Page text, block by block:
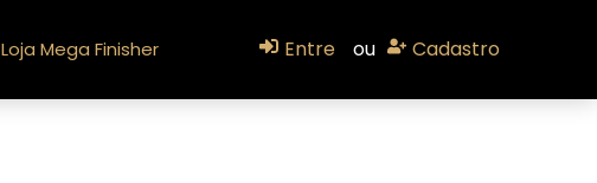
Loja Mega Finisher Entre ou Cadastro